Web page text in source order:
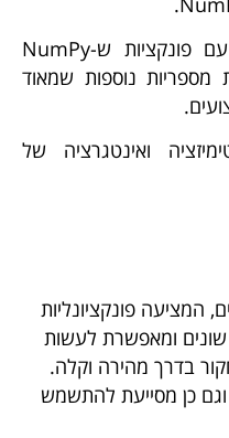
מטרתה של החבילה לעבוד עם פונקציות ש-NumPy
מספריות נוספות שמאוד
ואינטגרציה של
המציעה פונקציונליות
ומאפשרת לעשות
בדרך מהירה וקלה.
החבילה בנויה על גבי NumPy וגם כן מסייעת להתשמש